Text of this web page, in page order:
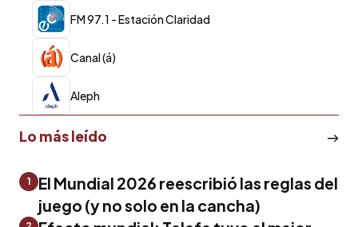
FM 97.1 - Estación Claridad
Canal (á)
Aleph
Lo más leído
1
El Mundial 2026 reescribió las reglas del
juego (y no solo en la cancha)